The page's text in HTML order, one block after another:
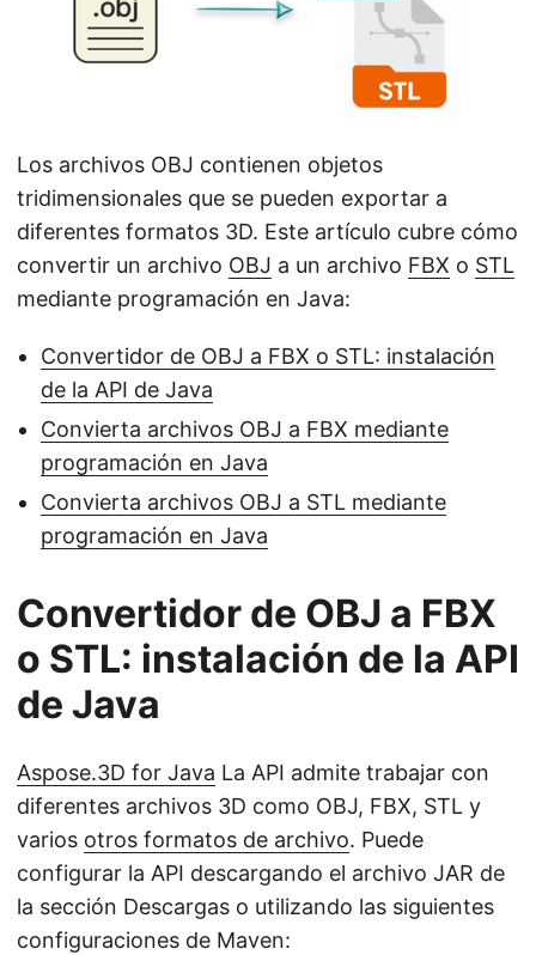
Los archivos OBJ contienen objetos
tridimensionales que se pueden exportar a
diferentes formatos 3D. Este artículo cubre cómo
convertir un archivo OBJ a un archivo FBX o STL
mediante programación en Java:
Convertidor de OBJ a FBX o STL: instalación
de la API de Java
Convierta archivos OBJ a FBX mediante
programación en Java
Convierta archivos OBJ a STL mediante
programación en Java
Convertidor de OBJ a FBX
o STL: instalación de la API
de Java
Aspose.3D for Java La API admite trabajar con
diferentes archivos 3D como OBJ, FBX, STL y
varios otros formatos de archivo. Puede
configurar la API descargando el archivo JAR de
la sección Descargas o utilizando las siguientes
configuraciones de Maven: